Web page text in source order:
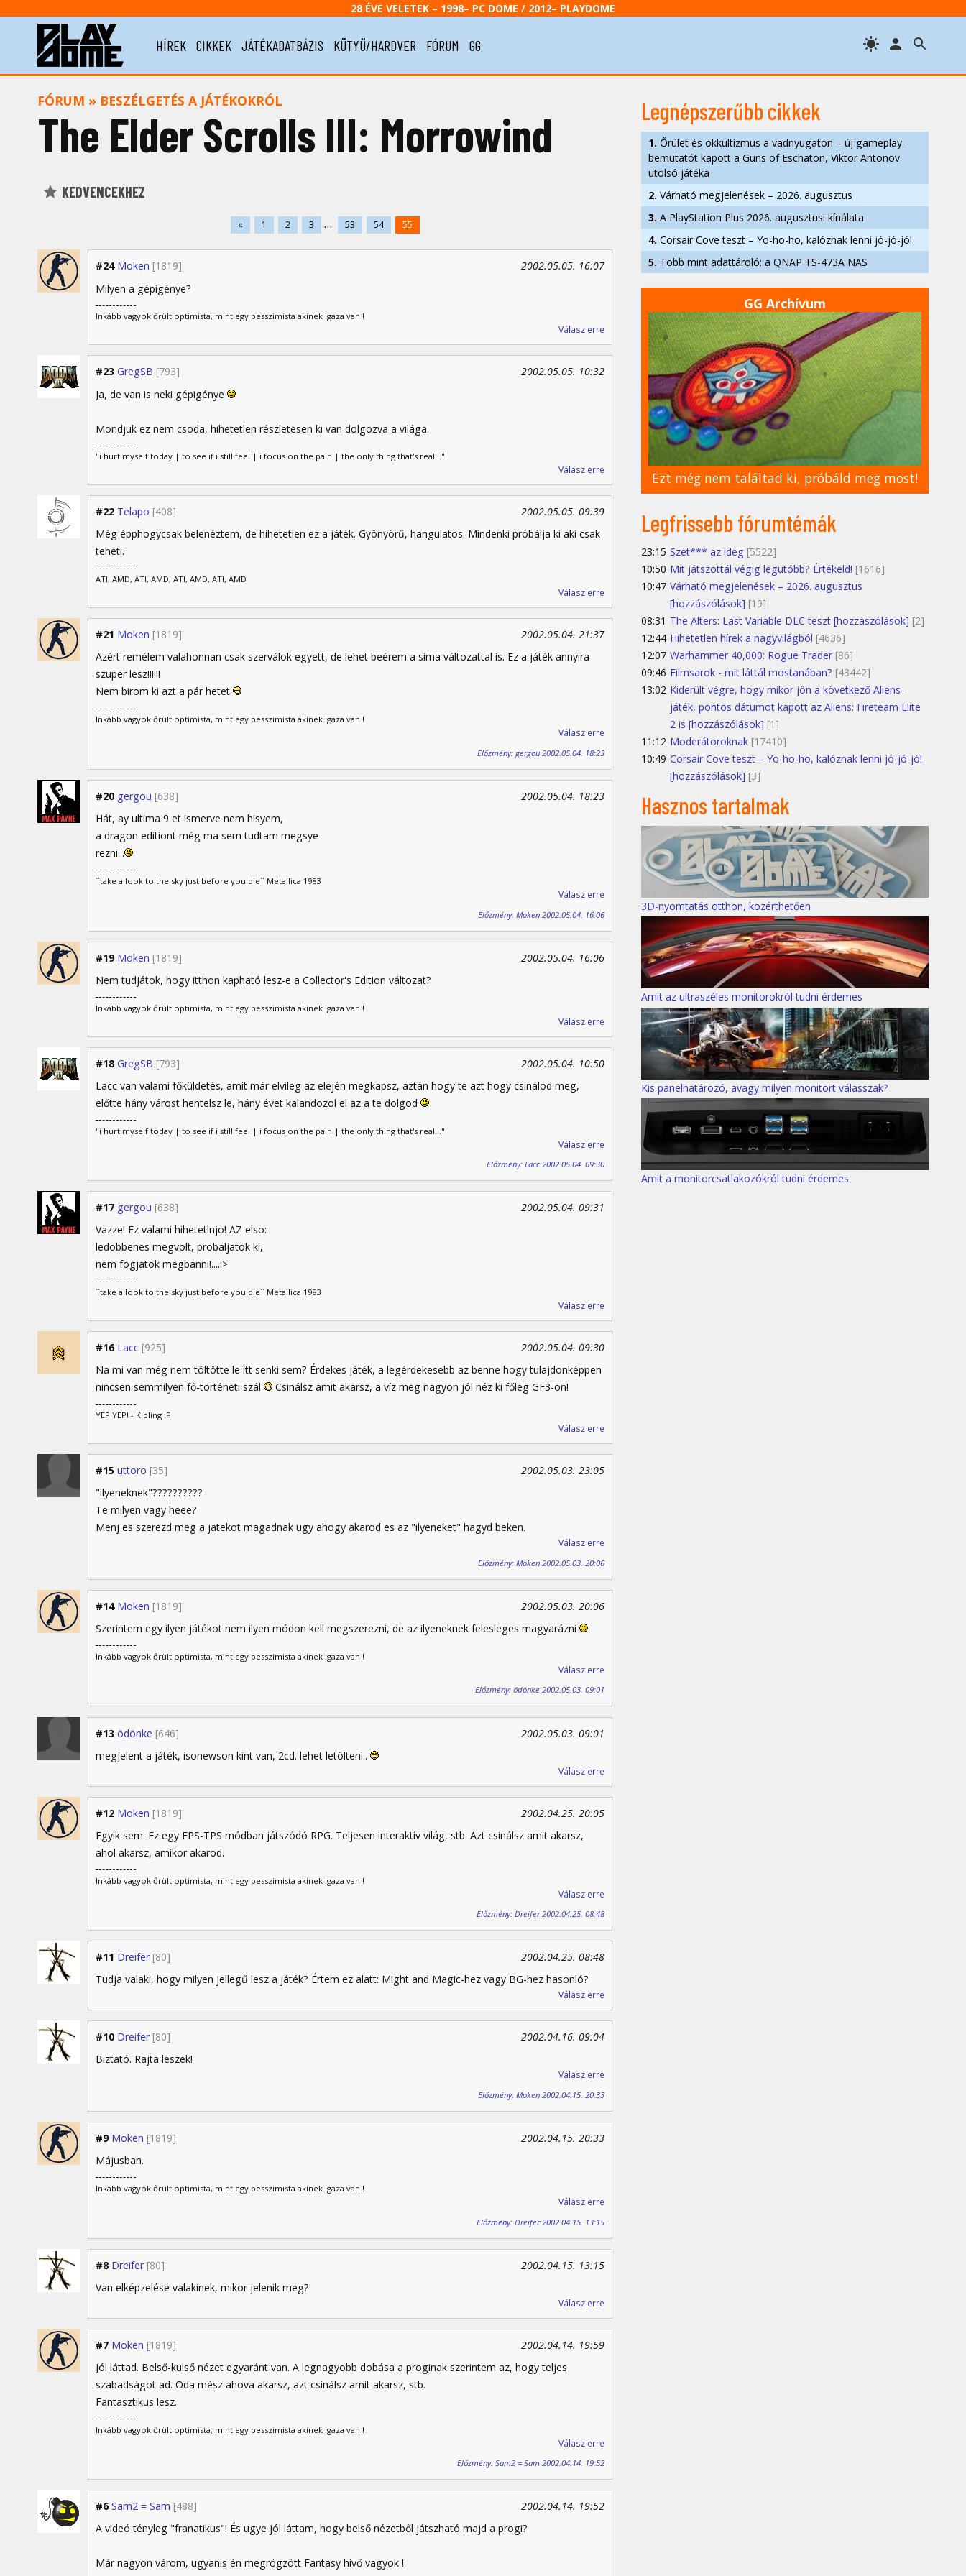
28 ÉVE VELETEK – 1998– PC DOME / 2012– PLAYDOME
HÍREK CIKKEK JÁTÉKADATBÁZIS KÜTYÜ/HARDVER FÓRUM GG
FÓRUM » BESZÉLGETÉS A JÁTÉKOKRÓL
The Elder Scrolls III: Morrowind
KEDVENCEKHEZ
« 1 2 3 ... 53 54 55
#24 Moken [1819]
2002.05.05. 16:07
Milyen a gépigénye?
Inkább vagyok őrült optimista, mint egy pesszimista akinek igaza van !
Válasz erre
#23 GregSB [793]
2002.05.05. 10:32
Ja, de van is neki gépigénye
Mondjuk ez nem csoda, hihetetlen részletesen ki van dolgozva a világa.
"i hurt myself today | to see if i still feel | i focus on the pain | the only thing that's real..."
Válasz erre
#22 Telapo [408]
2002.05.05. 09:39
Még épphogycsak belenéztem, de hihetetlen ez a játék. Gyönyörű, hangulatos. Mindenki próbálja ki aki csak
teheti.
ATI, AMD, ATI, AMD, ATI, AMD, ATI, AMD
Válasz erre
#21 Moken [1819]
2002.05.04. 21:37
Azért remélem valahonnan csak szerválok egyett, de lehet beérem a sima változattal is. Ez a játék annyira
szuper lesz!!!!!!
Nem birom ki azt a pár hetet
Inkább vagyok őrült optimista, mint egy pesszimista akinek igaza van !
Válasz erre
Előzmény: gergou 2002.05.04. 18:23
#20 gergou [638]
2002.05.04. 18:23
Hát, ay ultima 9 et ismerve nem hisyem,
a dragon editiont még ma sem tudtam megsye-
rezni...
``take a look to the sky just before you die`` Metallica 1983
Válasz erre
Előzmény: Moken 2002.05.04. 16:06
#19 Moken [1819]
2002.05.04. 16:06
Nem tudjátok, hogy itthon kapható lesz-e a Collector's Edition változat?
Inkább vagyok őrült optimista, mint egy pesszimista akinek igaza van !
Válasz erre
#18 GregSB [793]
2002.05.04. 10:50
Lacc van valami főküldetés, amit már elvileg az elején megkapsz, aztán hogy te azt hogy csinálod meg,
előtte hány várost hentelsz le, hány évet kalandozol el az a te dolgod
"i hurt myself today | to see if i still feel | i focus on the pain | the only thing that's real..."
Válasz erre
Előzmény: Lacc 2002.05.04. 09:30
#17 gergou [638]
2002.05.04. 09:31
Vazze! Ez valami hihetetlnjo! AZ elso:
ledobbenes megvolt, probaljatok ki,
nem fogjatok megbanni!....:>
``take a look to the sky just before you die`` Metallica 1983
Válasz erre
#16 Lacc [925]
2002.05.04. 09:30
Na mi van még nem töltötte le itt senki sem? Érdekes játék, a legérdekesebb az benne hogy tulajdonképpen
nincsen semmilyen fő-történeti szál
Csinálsz amit akarsz, a víz meg nagyon jól néz ki főleg GF3-on!
YEP YEP! - Kipling :P
Válasz erre
#15 uttoro [35]
2002.05.03. 23:05
"ilyeneknek"??????????
Te milyen vagy heee?
Menj es szerezd meg a jatekot magadnak ugy ahogy akarod es az "ilyeneket" hagyd beken.
Válasz erre
Előzmény: Moken 2002.05.03. 20:06
#14 Moken [1819]
2002.05.03. 20:06
Szerintem egy ilyen játékot nem ilyen módon kell megszerezni, de az ilyeneknek felesleges magyarázni
Inkább vagyok őrült optimista, mint egy pesszimista akinek igaza van !
Válasz erre
Előzmény: ödönke 2002.05.03. 09:01
#13 ödönke [646]
2002.05.03. 09:01
megjelent a játék, isonewson kint van, 2cd. lehet letölteni..
Válasz erre
#12 Moken [1819]
2002.04.25. 20:05
Egyik sem. Ez egy FPS-TPS módban játszódó RPG. Teljesen interaktív világ, stb. Azt csinálsz amit akarsz,
ahol akarsz, amikor akarod.
Inkább vagyok őrült optimista, mint egy pesszimista akinek igaza van !
Válasz erre
Előzmény: Dreifer 2002.04.25. 08:48
#11 Dreifer [80]
2002.04.25. 08:48
Tudja valaki, hogy milyen jellegű lesz a játék? Értem ez alatt: Might and Magic-hez vagy BG-hez hasonló?
Válasz erre
#10 Dreifer [80]
2002.04.16. 09:04
Biztató. Rajta leszek!
Válasz erre
Előzmény: Moken 2002.04.15. 20:33
#9 Moken [1819]
2002.04.15. 20:33
Májusban.
Inkább vagyok őrült optimista, mint egy pesszimista akinek igaza van !
Válasz erre
Előzmény: Dreifer 2002.04.15. 13:15
#8 Dreifer [80]
2002.04.15. 13:15
Van elképzelése valakinek, mikor jelenik meg?
Válasz erre
#7 Moken [1819]
2002.04.14. 19:59
Jól láttad. Belső-külső nézet egyaránt van. A legnagyobb dobása a proginak szerintem az, hogy teljes
szabadságot ad. Oda mész ahova akarsz, azt csinálsz amit akarsz, stb.
Fantasztikus lesz.
Inkább vagyok őrült optimista, mint egy pesszimista akinek igaza van !
Válasz erre
Előzmény: Sam2 = Sam 2002.04.14. 19:52
#6 Sam2 = Sam [488]
2002.04.14. 19:52
A videó tényleg "franatikus"! És ugye jól láttam, hogy belső nézetből játszható majd a progi?
Már nagyon várom, ugyanis én megrögzött Fantasy hívő vagyok !
Legnépszerűbb cikkek
1. Őrület és okkultizmus a vadnyugaton – új gameplay-
bemutatót kapott a Guns of Eschaton, Viktor Antonov
utolsó játéka
2. Várható megjelenések – 2026. augusztus
3. A PlayStation Plus 2026. augusztusi kínálata
4. Corsair Cove teszt – Yo-ho-ho, kalóznak lenni jó-jó-jó!
5. Több mint adattároló: a QNAP TS-473A NAS
GG Archívum
Ezt még nem találtad ki, próbáld meg most!
Legfrissebb fórumtémák
23:15 Szét*** az ideg [5522]
10:50 Mit játszottál végig legutóbb? Értékeld! [1616]
10:47 Várható megjelenések – 2026. augusztus
[hozzászólások] [19]
08:31 The Alters: Last Variable DLC teszt [hozzászólások] [2]
12:44 Hihetetlen hírek a nagyvilágból [4636]
12:07 Warhammer 40,000: Rogue Trader [86]
09:46 Filmsarok - mit láttál mostanában? [43442]
13:02 Kiderült végre, hogy mikor jön a következő Aliens-
játék, pontos dátumot kapott az Aliens: Fireteam Elite
2 is [hozzászólások] [1]
11:12 Moderátoroknak [17410]
10:49 Corsair Cove teszt – Yo-ho-ho, kalóznak lenni jó-jó-jó!
[hozzászólások] [3]
Hasznos tartalmak
3D-nyomtatás otthon, közérthetően
Amit az ultraszéles monitorokról tudni érdemes
Kis panelhatározó, avagy milyen monitort válasszak?
Amit a monitorcsatlakozókról tudni érdemes